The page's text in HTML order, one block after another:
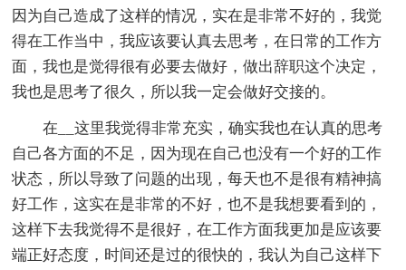
因为自己造成了这样的情况，实在是非常不好的，我觉
得在工作当中，我应该要认真去思考，在日常的工作方
面，我也是觉得很有必要去做好，做出辞职这个决定，
我也是思考了很久，所以我一定会做好交接的。
在__这里我觉得非常充实，确实我也在认真的思考
自己各方面的不足，因为现在自己也没有一个好的工作
状态，所以导致了问题的出现，每天也不是很有精神搞
好工作，这实在是非常的不好，也不是我想要看到的，
这样下去我觉得不是很好，在工作方面我更加是应该要
端正好态度，时间还是过的很快的，我认为自己这样下